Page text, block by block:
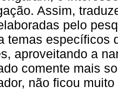
Assim,
pelo
temas específicos
aproveitando a
comente mais
não ficou muito